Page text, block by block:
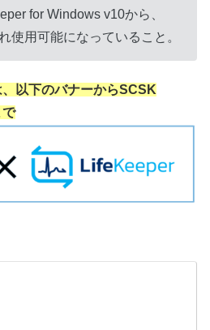
for Windows v10から、
使用可能になっていること。
以下のバナーからSCSK